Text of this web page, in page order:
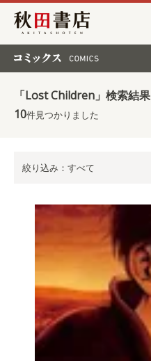
秋田書店
「Lost Children」検索結果
10件見つかりました
絞り込み：すべて